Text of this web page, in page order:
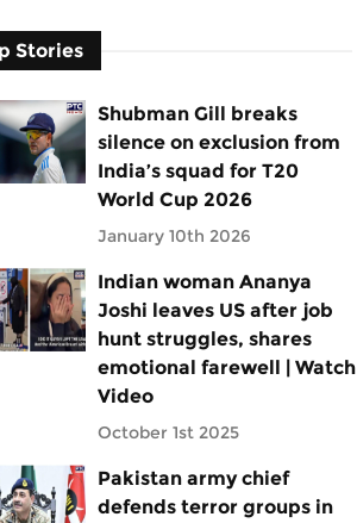
Stories
Shubman Gill breaks
silence on exclusion from
India’s squad for T20
World Cup 2026
January 10th 2026
Indian woman Ananya
Joshi leaves US after job
hunt struggles, shares
emotional farewell | Watch
Video
October 1st 2025
Pakistan army chief
defends terror groups in